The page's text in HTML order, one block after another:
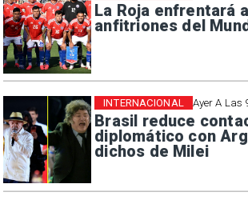
La Roja enfrentará
anfitriones del
Ayer A Las
Brasil reduce
diplomático con
dichos de Milei
INTERNACIONAL